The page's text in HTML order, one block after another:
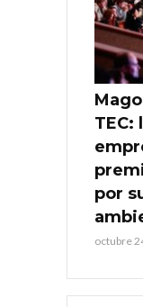
TEC:
por
octubre